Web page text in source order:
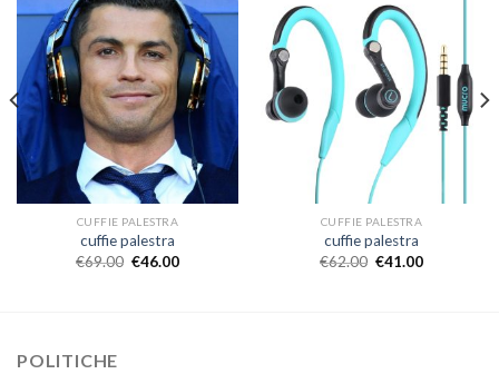
CUFFIE PALESTRA
cuffie palestra
€69.00 €46.00
CUFFIE PALESTRA
cuffie palestra
€62.00 €41.00
POLITICHE